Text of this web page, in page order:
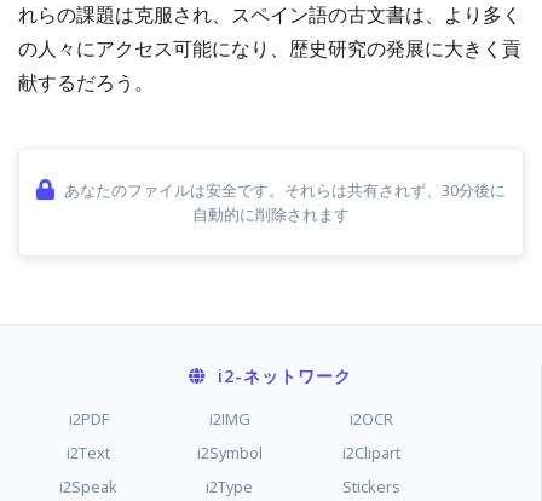
れらの課題は克服され、スペイン語の古文書は、より多く
の人々にアクセス可能になり、歴史研究の発展に大きく貢
献するだろう。
あなたのファイルは安全です。それらは共有されず、30分後に
自動的に削除されます
i2-ネットワーク
i2PDF i2IMG
i2OCR
i2Text
i2Symbol
i2Clipart
i2Speak
i2Type Stickers